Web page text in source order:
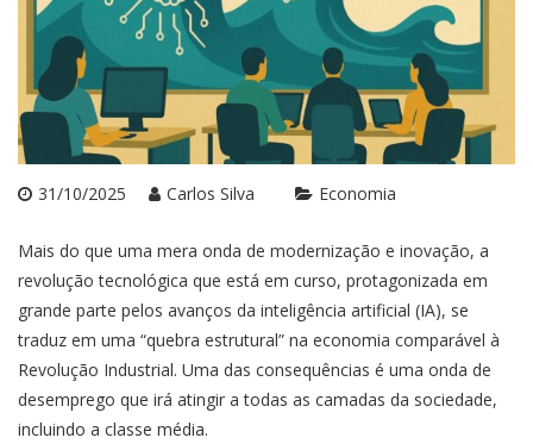
31/10/2025 Carlos Silva Economia
Mais do que uma mera onda de modernização e inovação, a
revolução tecnológica que está em curso, protagonizada em
grande parte pelos avanços da inteligência artificial (IA), se
traduz em uma “quebra estrutural” na economia comparável à
Revolução Industrial. Uma das consequências é uma onda de
desemprego que irá atingir a todas as camadas da sociedade,
incluindo a classe média.